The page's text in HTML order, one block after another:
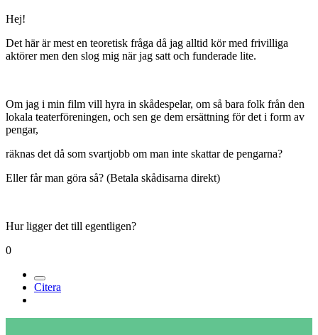
Hej!
Det här är mest en teoretisk fråga då jag alltid kör med frivilliga
aktörer men den slog mig när jag satt och funderade lite.
Om jag i min film vill hyra in skådespelar, om så bara folk från den
lokala teaterföreningen, och sen ge dem ersättning för det i form av
pengar,
räknas det då som svartjobb om man inte skattar de pengarna?
Eller får man göra så? (Betala skådisarna direkt)
Hur ligger det till egentligen?
0
Citera